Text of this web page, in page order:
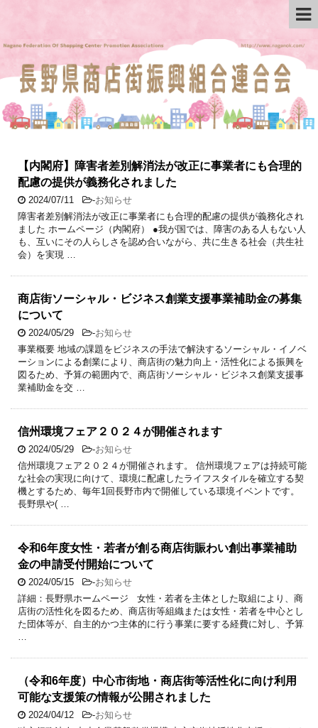
【内閣府】障害者差別解消法が改正に事業者にも合理的
配慮の提供が義務化されました
2024/07/11 -お知らせ
障害者差別解消法が改正に事業者にも合理的配慮の提供が義務化され
ました ホームページ（内閣府） ●我が国では、障害のある人もない人
も、互いにその人らしさを認め合いながら、共に生きる社会（共生社
会）を実現 …
商店街ソーシャル・ビジネス創業支援事業補助金の募集
について
2024/05/29 -お知らせ
事業概要 地域の課題をビジネスの手法で解決するソーシャル・イノベ
ーションによる創業により、商店街の魅力向上・活性化による振興を
図るため、予算の範囲内で、商店街ソーシャル・ビジネス創業支援事
業補助金を交 …
信州環境フェア２０２４が開催されます
2024/05/29 -お知らせ
信州環境フェア２０２４が開催されます。 信州環境フェアは持続可能
な社会の実現に向けて、環境に配慮したライフスタイルを確立する契
機とするため、毎年1回長野市内で開催している環境イベントです。
長野県や( …
令和6年度女性・若者が創る商店街賑わい創出事業補助
金の申請受付開始について
2024/05/15 -お知らせ
詳細：長野県ホームページ 女性・若者を主体とした取組により、商
店街の活性化を図るため、商店街等組織または女性・若者を中心とし
た団体等が、自主的かつ主体的に行う事業に要する経費に対し、予算
（令和6年度）中心市街地・商店街等活性化に向け利用
可能な支援策の情報が公開されました
2024/04/12 -お知らせ